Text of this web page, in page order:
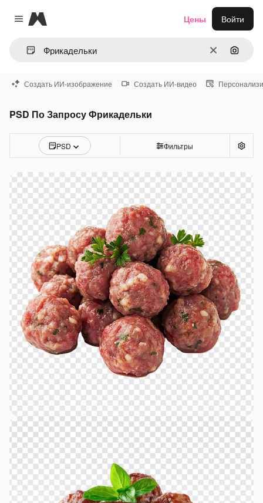
Close menu
Magnific
ОчиститьПоиск
Цены Войти
Создать ИИ-изображение Создать ИИ-видео
PSD По Запросу Фрикадельки
PSD Фильтры